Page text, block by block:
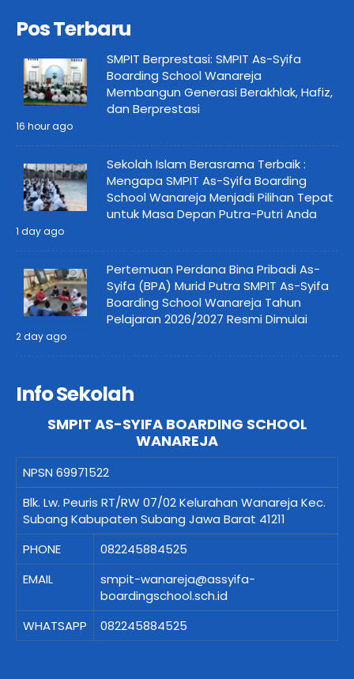
Pos Terbaru
SMPIT Berprestasi: SMPIT As-Syifa
Boarding School Wanareja
Membangun Generasi Berakhlak, Hafiz,
dan Berprestasi
16 hour ago
Sekolah Islam Berasrama Terbaik :
Mengapa SMPIT As-Syifa Boarding
School Wanareja Menjadi Pilihan Tepat
untuk Masa Depan Putra-Putri Anda
1 day ago
Pertemuan Perdana Bina Pribadi As-
Syifa (BPA) Murid Putra SMPIT As-Syifa
Boarding School Wanareja Tahun
Pelajaran 2026/2027 Resmi Dimulai
2 day ago
Info Sekolah
SMPIT AS-SYIFA BOARDING SCHOOL
WANAREJA
NPSN 69971522
Blk. Lw. Peuris RT/RW 07/02 Kelurahan Wanareja Kec.
Subang Kabupaten Subang Jawa Barat 41211
PHONE
082245884525
EMAIL
smpit-wanareja@assyifa-
boardingschool.sch.id
WHATSAPP
082245884525